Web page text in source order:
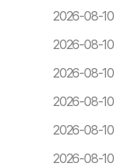
2026-08-10
2026-08-10
2026-08-10
2026-08-10
2026-08-10
2026-08-10